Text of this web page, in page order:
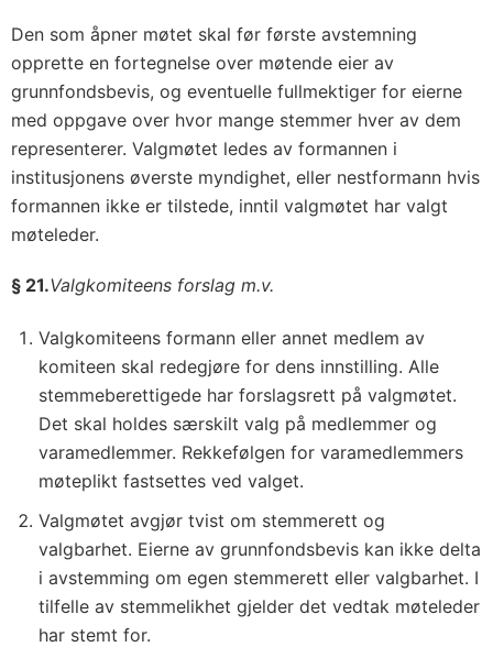
Den som åpner møtet skal før første avstemning
opprette en fortegnelse over møtende eier av
grunnfondsbevis, og eventuelle fullmektiger for eierne
med oppgave over hvor mange stemmer hver av dem
representerer. Valgmøtet ledes av formannen i
institusjonens øverste myndighet, eller nestformann hvis
formannen ikke er tilstede, inntil valgmøtet har valgt
møteleder.
§ 21.Valgkomiteens forslag m.v.
Valgkomiteens formann eller annet medlem av
komiteen skal redegjøre for dens innstilling. Alle
stemmeberettigede har forslagsrett på valgmøtet.
Det skal holdes særskilt valg på medlemmer og
varamedlemmer. Rekkefølgen for varamedlemmers
møteplikt fastsettes ved valget.
Valgmøtet avgjør tvist om stemmerett og
valgbarhet. Eierne av grunnfondsbevis kan ikke delta
i avstemming om egen stemmerett eller valgbarhet. I
tilfelle av stemmelikhet gjelder det vedtak møteleder
har stemt for.